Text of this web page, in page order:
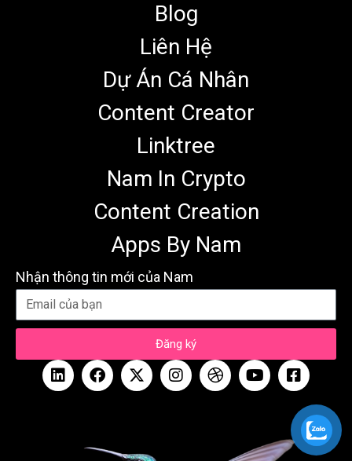
Blog
Liên Hệ
Dự Án Cá Nhân
Content Creator
Linktree
Nam In Crypto
Content Creation
Apps By Nam
Nhận thông tin mới của Nam
Đăng ký